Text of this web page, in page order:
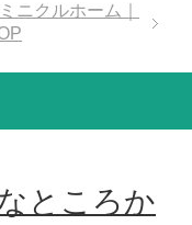
ニクルホーム｜
ところか